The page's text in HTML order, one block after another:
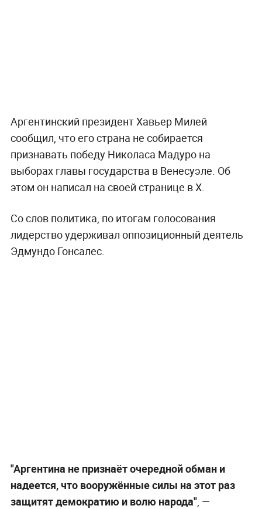
Аргентинский президент Хавьер Милей
сообщил, что его страна не собирается
признавать победу Николаса Мадуро на
выборах главы государства в Венесуэле. Об
этом он написал на своей странице в Х.
Со слов политика, по итогам голосования
лидерство удерживал оппозиционный деятель
Эдмундо Гонсалес.
"Аргентина не признаёт очередной обман и
надеется, что вооружённые силы на этот раз
защитят демократию и волю народа", —